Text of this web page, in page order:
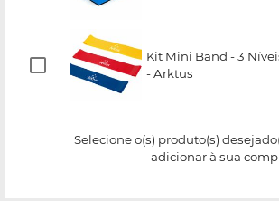
Kit Mini Band - 3
- Arktus
Selecione o(s) produto(s)
adicionar à sua